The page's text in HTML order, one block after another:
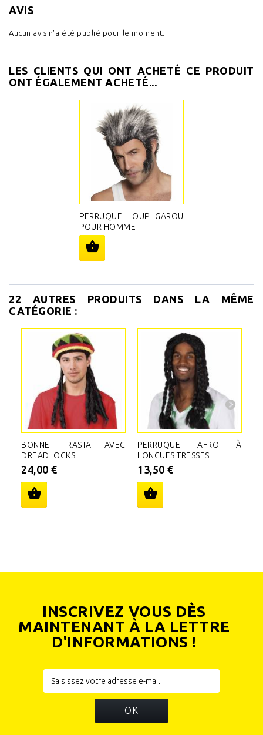
AVIS
Aucun avis n'a été publié pour le moment.
LES CLIENTS QUI ONT ACHETÉ CE PRODUIT
ONT ÉGALEMENT ACHETÉ...
PERRUQUE LOUP GAROU
POUR HOMME
22 AUTRES PRODUITS DANS LA MÊME
CATÉGORIE :
BONNET RASTA AVEC
DREADLOCKS
24,00 €
PERRUQUE AFRO À
LONGUES TRESSES
13,50 €
INSCRIVEZ VOUS DÈS
MAINTENANT À LA LETTRE
D'INFORMATIONS !
OK